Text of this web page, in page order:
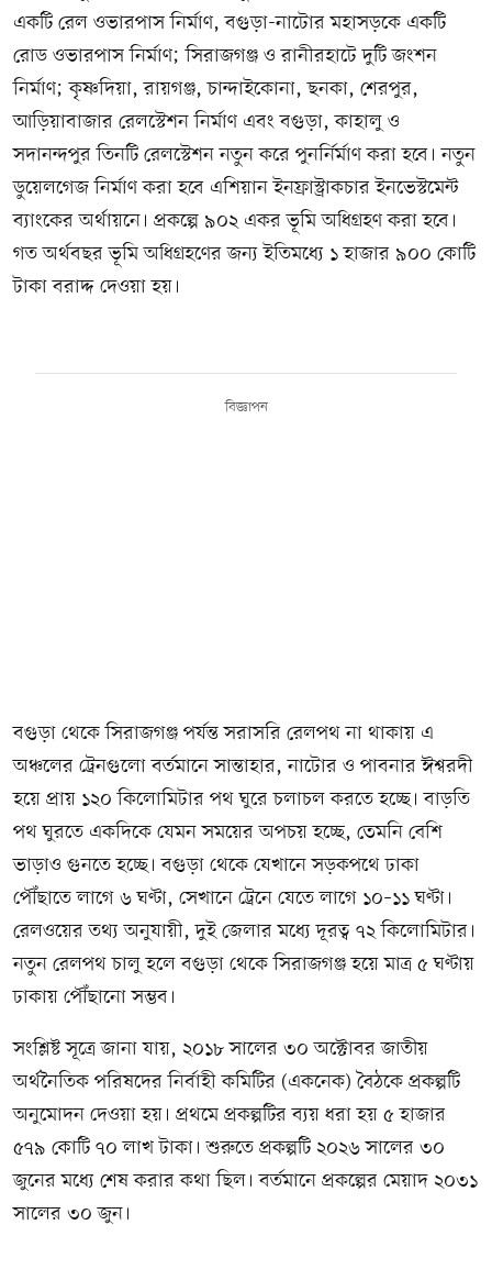
একটি রেল ওভারপাস নির্মাণ, বগুড়া-নাটোর মহাসড়কে একটি
রোড ওভারপাস নির্মাণ; সিরাজগঞ্জ ও রানীরহাটে দুটি জংশন
নির্মাণ; কৃষ্ণদিয়া, রায়গঞ্জ, চান্দাইকোনা, ছনকা, শেরপুর,
আড়িয়াবাজার রেলস্টেশন নির্মাণ এবং বগুড়া, কাহালু ও
সদানন্দপুর তিনটি রেলস্টেশন নতুন করে পুনর্নির্মাণ করা হবে। নতুন
ডুয়েলগেজ নির্মাণ করা হবে এশিয়ান ইনফ্রাস্ট্রাকচার ইনভেস্টমেন্ট
ব্যাংকের অর্থায়নে। প্রকল্পে ৯০২ একর ভূমি অধিগ্রহণ করা হবে।
গত অর্থবছর ভূমি অধিগ্রহণের জন্য ইতিমধ্যে ১ হাজার ৯০০ কোটি
টাকা বরাদ্দ দেওয়া হয়।
বিজ্ঞাপন
বগুড়া থেকে সিরাজগঞ্জ পর্যন্ত সরাসরি রেলপথ না থাকায় এ
অঞ্চলের ট্রেনগুলো বর্তমানে সান্তাহার, নাটোর ও পাবনার ঈশ্বরদী
হয়ে প্রায় ১২০ কিলোমিটার পথ ঘুরে চলাচল করতে হচ্ছে। বাড়তি
পথ ঘুরতে একদিকে যেমন সময়ের অপচয় হচ্ছে, তেমনি বেশি
ভাড়াও গুনতে হচ্ছে। বগুড়া থেকে যেখানে সড়কপথে ঢাকা
পৌঁছাতে লাগে ৬ ঘণ্টা, সেখানে ট্রেনে যেতে লাগে ১০–১১ ঘণ্টা।
রেলওয়ের তথ্য অনুযায়ী, দুই জেলার মধ্যে দূরত্ব ৭২ কিলোমিটার।
নতুন রেলপথ চালু হলে বগুড়া থেকে সিরাজগঞ্জ হয়ে মাত্র ৫ ঘণ্টায়
ঢাকায় পৌঁছানো সম্ভব।
সংশ্লিষ্ট সূত্রে জানা যায়, ২০১৮ সালের ৩০ অক্টোবর জাতীয়
অর্থনৈতিক পরিষদের নির্বাহী কমিটির (একনেক) বৈঠকে প্রকল্পটি
অনুমোদন দেওয়া হয়। প্রথমে প্রকল্পটির ব্যয় ধরা হয় ৫ হাজার
৫৭৯ কোটি ৭০ লাখ টাকা। শুরুতে প্রকল্পটি ২০২৬ সালের ৩০
জুনের মধ্যে শেষ করার কথা ছিল। বর্তমানে প্রকল্পের মেয়াদ ২০৩১
সালের ৩০ জুন।